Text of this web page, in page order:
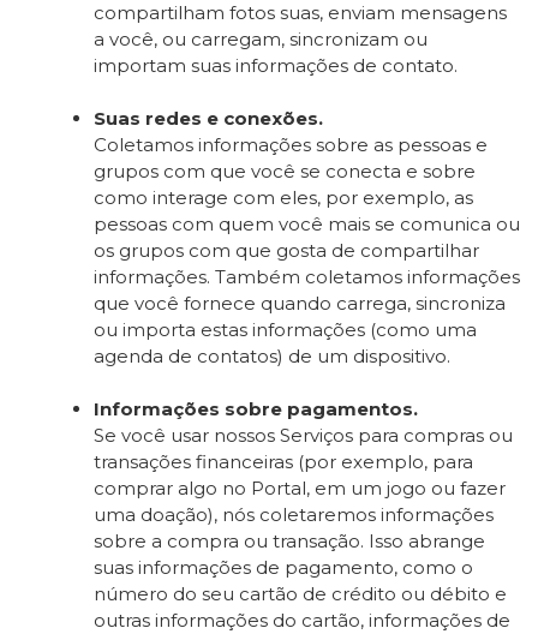
compartilham fotos suas, enviam mensagens
a você, ou carregam, sincronizam ou
importam suas informações de contato.
Suas redes e conexões.
Coletamos informações sobre as pessoas e
grupos com que você se conecta e sobre
como interage com eles, por exemplo, as
pessoas com quem você mais se comunica ou
os grupos com que gosta de compartilhar
informações. Também coletamos informações
que você fornece quando carrega, sincroniza
ou importa estas informações (como uma
agenda de contatos) de um dispositivo.
Informações sobre pagamentos.
Se você usar nossos Serviços para compras ou
transações financeiras (por exemplo, para
comprar algo no Portal, em um jogo ou fazer
uma doação), nós coletaremos informações
sobre a compra ou transação. Isso abrange
suas informações de pagamento, como o
número do seu cartão de crédito ou débito e
outras informações do cartão, informações de